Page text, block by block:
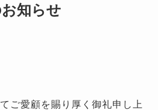
知らせ
ご愛顧を賜り厚く御礼申し上